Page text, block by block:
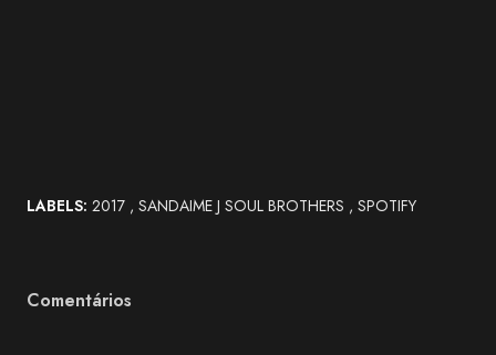
LABELS: 2017 SANDAIME J SOUL BROTHERS SPOTIFY
Comentários